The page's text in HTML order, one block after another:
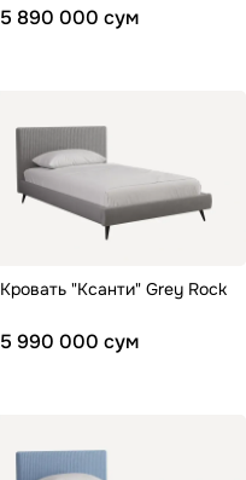
5 890 000 сум
Кровать "Ксанти" Grey Rock
5 990 000 сум